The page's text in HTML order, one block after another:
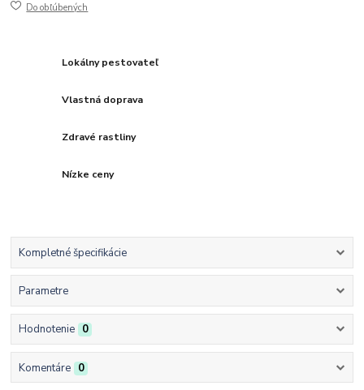
Do obľúbených
Lokálny pestovateľ
Vlastná doprava
Zdravé rastliny
Nízke ceny
Kompletné špecifikácie
Parametre
Hodnotenie 0
Komentáre 0